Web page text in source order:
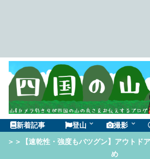
新着記事 登山 撮影
＞＞【速乾性・強度もバツグン】アウトド
め